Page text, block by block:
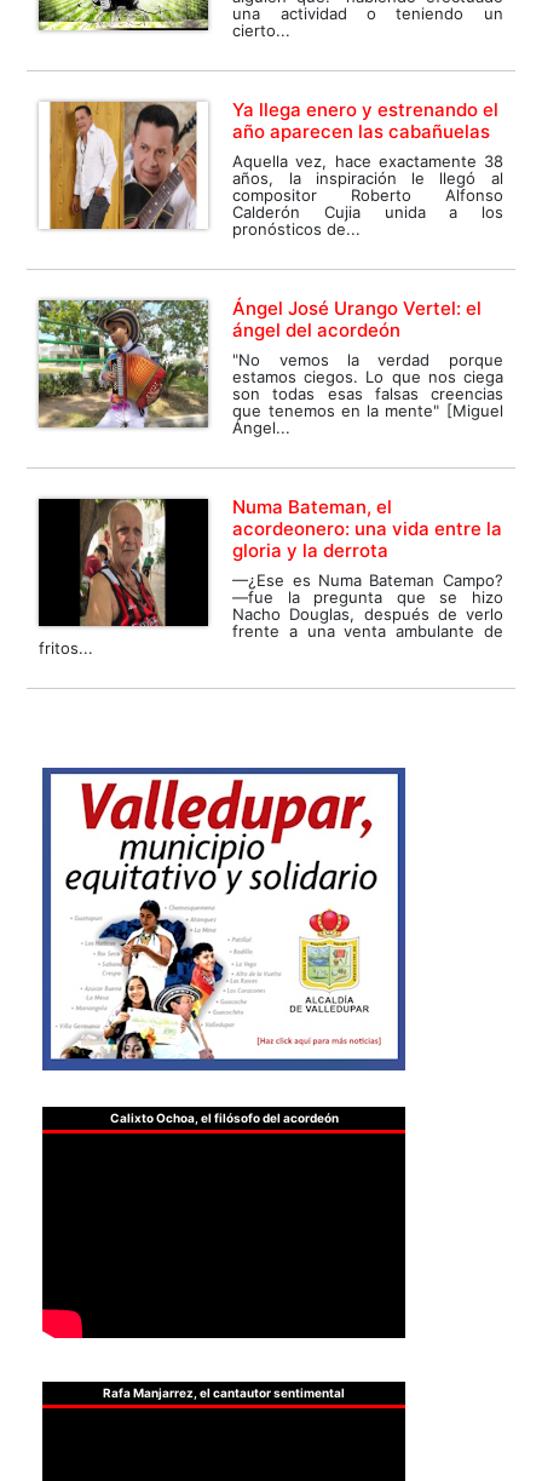
una actividad o teniendo un
cierto...
Ya llega enero y estrenando el
año aparecen las cabañuelas
Aquella vez, hace exactamente 38
años, la inspiración le llegó al
compositor Roberto Alfonso
Calderón Cujia unida a los
pronósticos de...
Ángel José Urango Vertel: el
ángel del acordeón
"No vemos la verdad porque
estamos ciegos. Lo que nos ciega
son todas esas falsas creencias
que tenemos en la mente" [Miguel
Ángel...
Numa Bateman, el
acordeonero: una vida entre la
gloria y la derrota
—¿Ese es Numa Bateman Campo?
—fue la pregunta que se hizo
Nacho Douglas, después de verlo
frente a una venta ambulante de
fritos...
Calixto Ochoa, el filósofo del acordeón
Rafa Manjarrez, el cantautor sentimental